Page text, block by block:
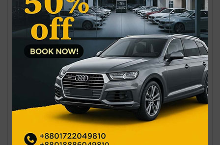
গণমাধ্যম প্রতিষ্ঠার লক্ষ্যে দেশের সব ধারার
সম্পাদকদের...
সাংবাদিকরা বাঁচলে দেশের রাজনীতি বাঁচবে:
দুলু
নিজস্ব প্রতিবেদক সাংবাদিকদের সুরক্ষা ও
জীবনমান নিশ্চিত না হলে দেশের রাজনীতিও টেকসই
হবে না বলে...
গায়েবি হত্যা মামলা থেকে কারাবন্দি
সাংবাদিকদের মুক্তি দিন: নিপীড়নবিরোধী
সাংবাদিক ফ্রন্ট
নিজস্ব প্রতিবেদক কারাবন্দি সাংবাদিকদের